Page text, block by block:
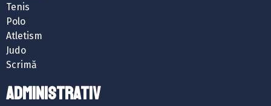
Tenis
Polo
Atletism
Judo
Scrimă
ADMINISTRATIV